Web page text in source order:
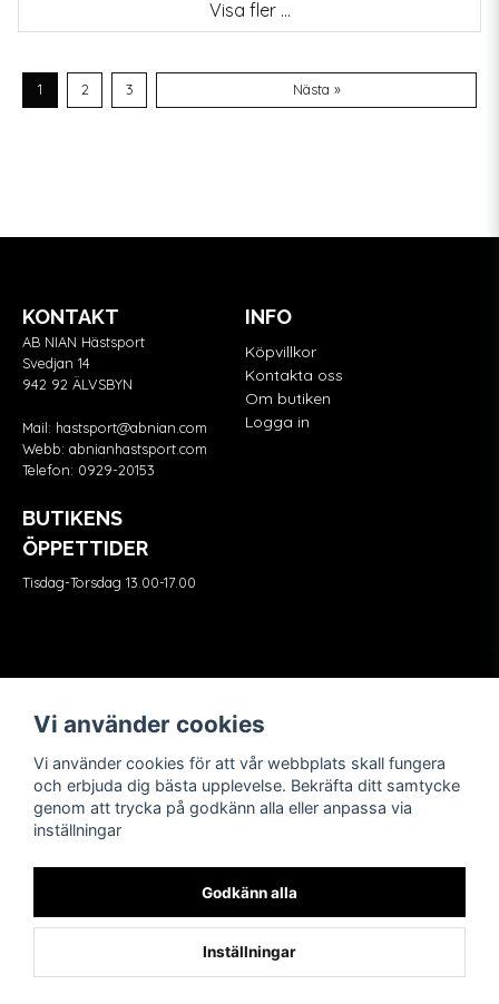
Visa fler ...
1 2 3 Nästa »
KONTAKT
AB NIAN Hästsport
Svedjan 14
942 92 ÄLVSBYN
Mail: hastsport@abnian.com
Webb: abnianhastsport.com
Telefon: 0929-20153
BUTIKENS
ÖPPETTIDER
Tisdag-Torsdag 13.00-17.00
INFO
Köpvillkor
Kontakta oss
Om butiken
Logga in
Vi använder cookies
Vi använder cookies för att vår webbplats skall fungera
och erbjuda dig bästa upplevelse. Bekräfta ditt samtycke
genom att trycka på godkänn alla eller anpassa via
inställningar
Godkänn alla
Inställningar